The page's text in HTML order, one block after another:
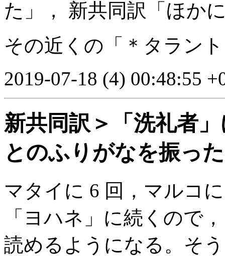
た」， 新共同訳「ほか
その近くの「＊タラン
2019-07-18 (4) 00:48:55
新共同訳＞「洗礼者
とのふりがなを振っ
マタイに 6 回，マルコ
「ヨハネ」に続くので
読めるようになる。そ